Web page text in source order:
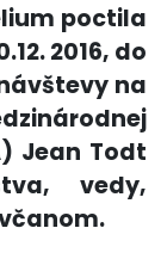
poctila
2016, do
na
Jean Todt
vedy,